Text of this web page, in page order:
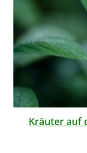
Kräuter auf